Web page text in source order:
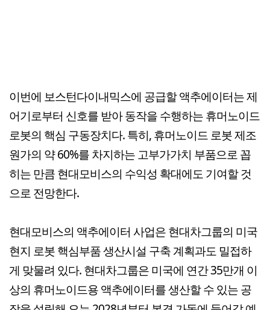
이번에 보스턴다이내믹스에 공급할 액추에이터는 제
어기로부터 신호를 받아 동작을 수행하는 휴머노이드
로봇의 핵심 구동장치다. 특히, 휴머노이드 로봇 제조
원가의 약 60%를 차지하는 고부가가치 부품으로 꼽
히는 만큼 현대모비스의 수익성 확대에도 기여할 것
으로 전망한다.
현대모비스의 액추에이터 사업은 현대차그룹의 미국
현지 로봇 핵심부품 생산시설 구축 계획과도 밀접하
게 맞물려 있다. 현대차그룹은 미국에 연간 35만개 이
상의 휴머노이드용 액추에이터를 생산할 수 있는 공